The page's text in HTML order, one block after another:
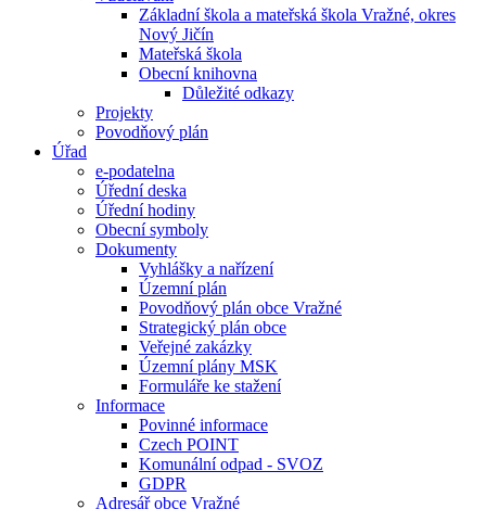
Základní škola a mateřská škola Vražné, okres
Nový Jičín
Mateřská škola
Obecní knihovna
Důležité odkazy
Projekty
Povodňový plán
Úřad
e-podatelna
Úřední deska
Úřední hodiny
Obecní symboly
Dokumenty
Vyhlášky a nařízení
Územní plán
Povodňový plán obce Vražné
Strategický plán obce
Veřejné zakázky
Územní plány MSK
Formuláře ke stažení
Informace
Povinné informace
Czech POINT
Komunální odpad - SVOZ
GDPR
Adresář obce Vražné